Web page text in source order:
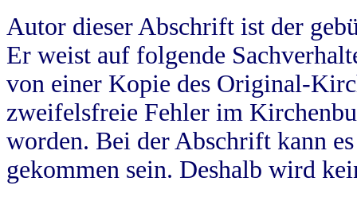
Autor dieser Abschrift ist der
Er weist auf folgende
von einer Kopie des Original-
zweifelsfreie Fehler im
worden. Bei der Abschrift kann
gekommen sein. Deshalb wird